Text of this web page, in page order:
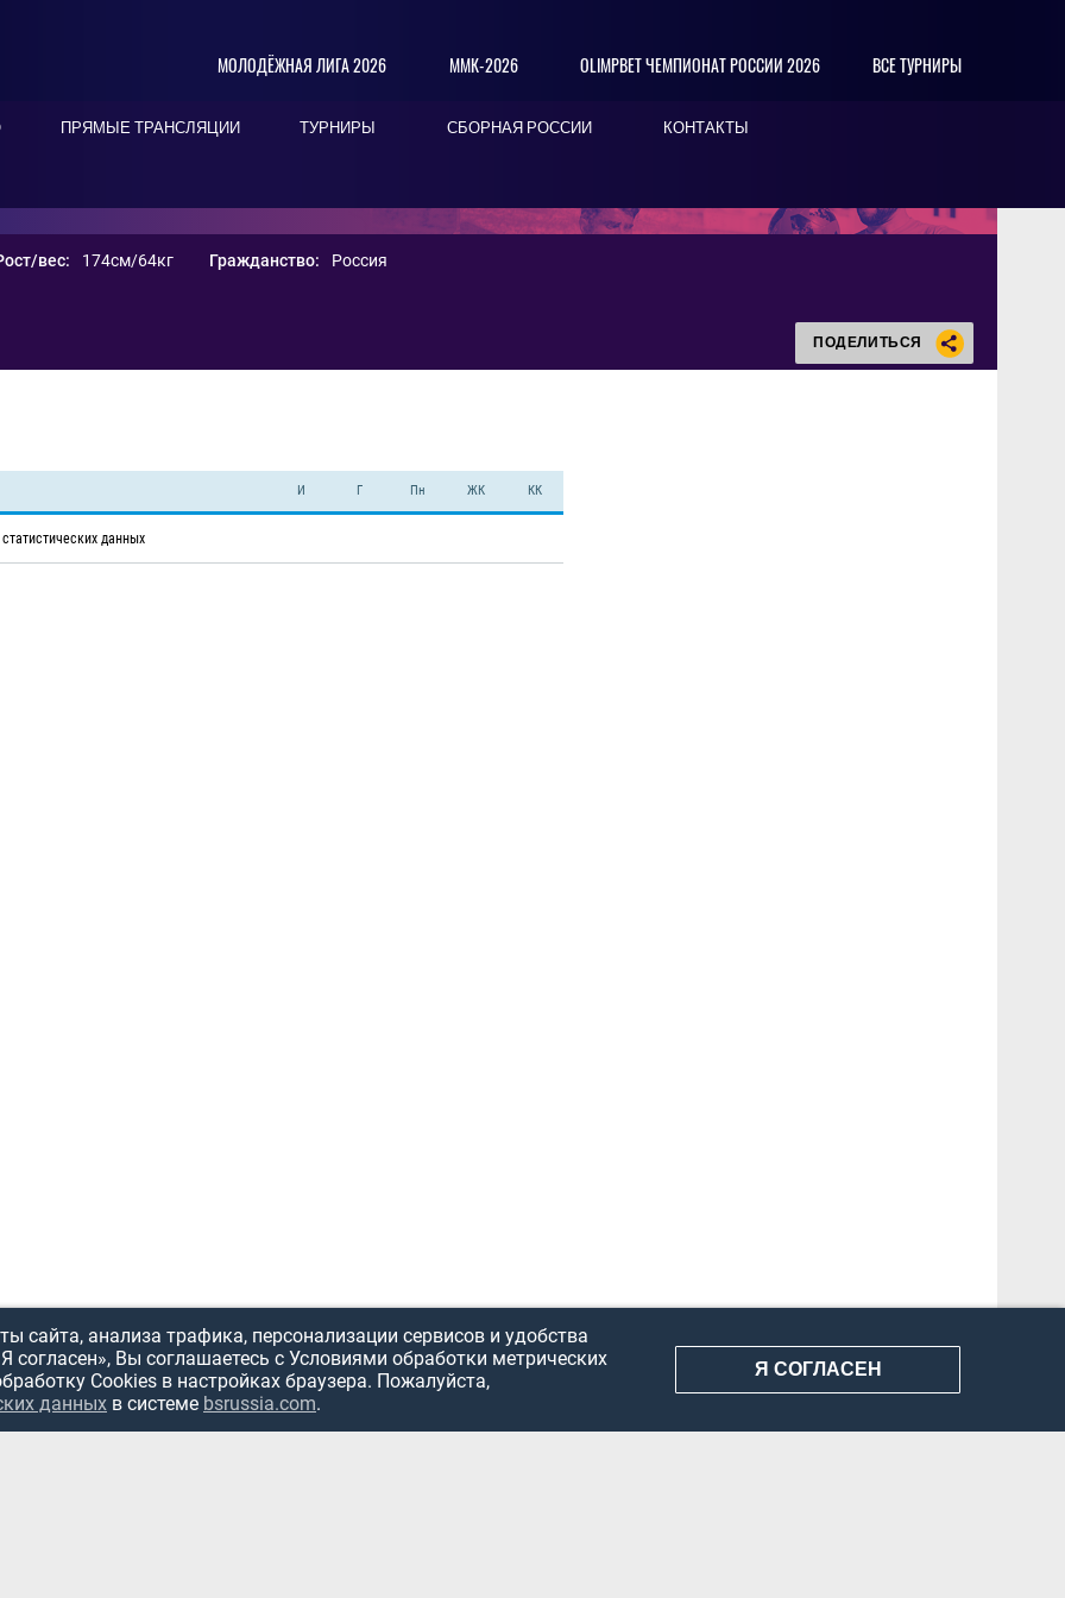
МОЛОДЁЖНАЯ ЛИГА 2026 ММК-2026 OLIMPBET ЧЕМПИОНАТ РОССИИ 2026 ВСЕ ТУРНИРЫ
ПРЯМЫЕ ТРАНСЛЯЦИИ ТУРНИРЫ СБОРНАЯ РОССИИ КОНТАКТЫ
вес: 174см/64кг Гражданство: Россия
ПОДЕЛИТЬСЯ
И Г Пн ЖК КК
данных
ИСПОЛЬЗОВАНИЕ ИНФОРМАЦИИ КОНФИДЕНЦИАЛЬНОСТЬ
анализа трафика, персонализации сервисов и удобства
согласен», Вы соглашаетесь с Условиями обработки метрических
Cookies в настройках браузера. Пожалуйста,
данных в системе bsrussia.com.
Я СОГЛАСЕН